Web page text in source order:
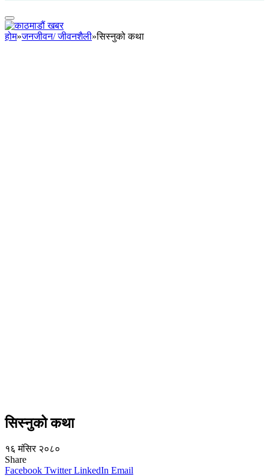
होम»जनजीवन/ जीवनशैली»सिस्नुको कथा
सिस्नुको कथा
१६ मंसिर २०८०
Share
Facebook Twitter LinkedIn Email